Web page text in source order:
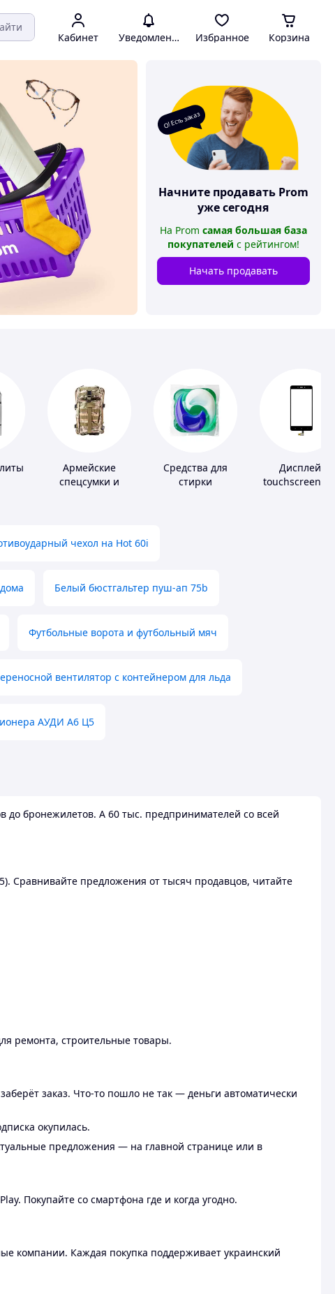
Кабинет Уведомления Избранное Корзина
О! Есть заказ
Начните продавать Prom
уже сегодня
На Prom самая большая база
покупателей с рейтингом!
Начать продавать
Армейские
спецсумки и
Средства для
стирки
Дисплей,
touchscreen
чехол на Hot 60i
Белый бюстгальтер пуш-ап 75b
Футбольные ворота и футбольный мяч
вентилятор с контейнером для льда
АУДИ А6 Ц5
бронежилетов. А 60 тыс. предпринимателей со всей
Сравнивайте предложения от тысяч продавцов, читайте
ремонта, строительные товары.
заказ. Что-то пошло не так — деньги автоматически
окупилась.
предложения — на главной странице или в
Покупайте со смартфона где и когда угодно.
компании. Каждая покупка поддерживает украинский